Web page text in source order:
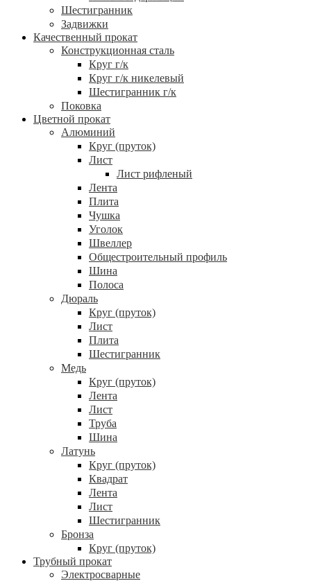
Шестигранник
Задвижки
Качественный прокат
Конструкционная сталь
Круг г/к
Круг г/к никелевый
Шестигранник г/к
Поковка
Цветной прокат
Алюминий
Круг (пруток)
Лист
Лист рифленый
Лента
Плита
Чушка
Уголок
Швеллер
Общестроительный профиль
Шина
Полоса
Дюраль
Круг (пруток)
Лист
Плита
Шестигранник
Медь
Круг (пруток)
Лента
Лист
Труба
Шина
Латунь
Круг (пруток)
Квадрат
Лента
Лист
Шестигранник
Бронза
Круг (пруток)
Трубный прокат
Электросварные